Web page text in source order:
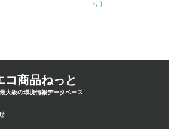
18.
び外部への排出量を把握し、具
てている
り）
コ商品ねっと
大級の環境情報データベース